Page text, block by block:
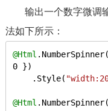
输出一个数字微调输
法如下所示：
@Html
0 })
    .Style(
@Html